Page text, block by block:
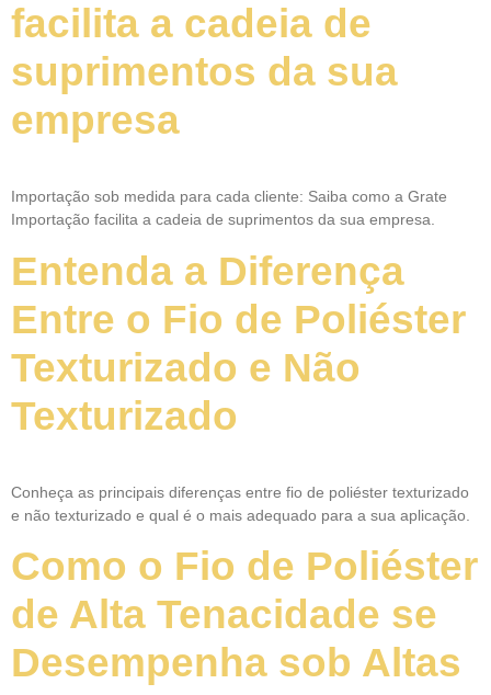
facilita a cadeia de
suprimentos da sua
empresa
Importação sob medida para cada cliente: Saiba como a Grate
Importação facilita a cadeia de suprimentos da sua empresa.
Entenda a Diferença
Entre o Fio de Poliéster
Texturizado e Não
Texturizado
Conheça as principais diferenças entre fio de poliéster texturizado
e não texturizado e qual é o mais adequado para a sua aplicação.
Como o Fio de Poliéster
de Alta Tenacidade se
Desempenha sob Altas